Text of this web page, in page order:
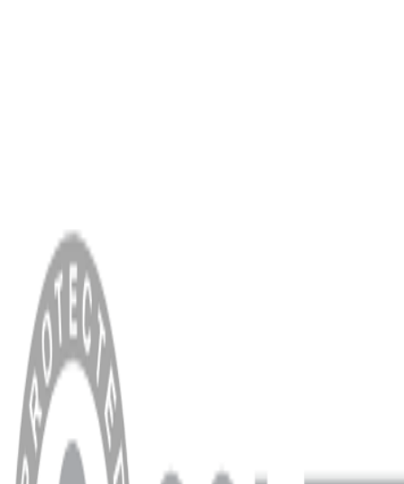
MENÜ
Anasayfa
Hakkımızda
Blog
MÜŞTERİ HİZMETLERİ
Hesabım
Sipariş Sorgulama
Banka Hesap Bilgileri
YARDIM VE DESTEK